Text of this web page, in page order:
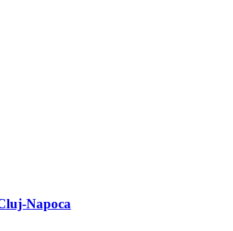
Napoca